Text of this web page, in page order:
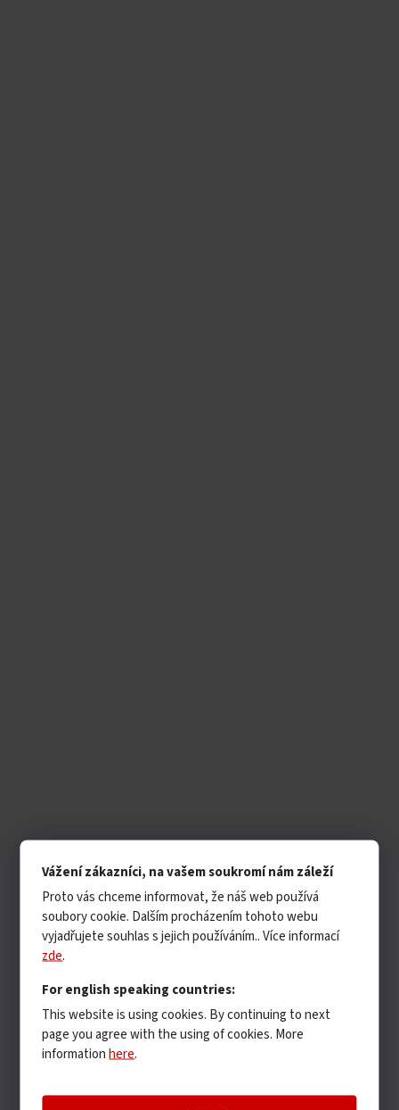
Vážení zákazníci, na vašem soukromí nám záleží
Proto vás chceme informovat, že náš web používá
soubory cookie. Dalším procházením tohoto webu
vyjadřujete souhlas s jejich používáním.. Více informací
zde.
For english speaking countries:
This website is using cookies. By continuing to next
page you agree with the using of cookies. More
informationhere.